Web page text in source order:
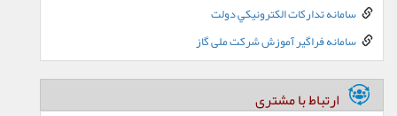
سامانه تدارکات الکترونيکي دولت
سامانه فراگیر آموزش شرکت ملی گاز
ارتباط با مشتری